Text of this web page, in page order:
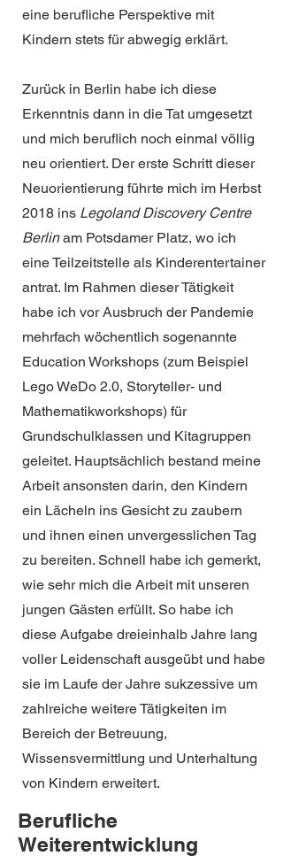
eine berufliche Perspektive mit
Kindern stets für abwegig erklärt.
Zurück in Berlin habe ich diese
Erkenntnis dann in die Tat umgesetzt
und mich beruflich noch einmal völlig
neu orientiert. Der erste Schritt dieser
Neuorientierung führte mich im Herbst
2018 ins Legoland Discovery Centre
Berlinam Potsdamer Platz, wo ich
eine Teilzeitstelle als Kinderentertainer
antrat. Im Rahmen dieser Tätigkeit
habe ich vor Ausbruch der Pandemie
mehrfach wöchentlich sogenannte
Education Workshops (zum Beispiel
Lego WeDo 2.0, Storyteller- und
Mathematikworkshops) für
Grundschulklassen und Kitagruppen
geleitet. Hauptsächlich bestand meine
Arbeit ansonsten darin, den Kindern
ein Lächeln ins Gesicht zu zaubern
und ihnen einen unvergesslichen Tag
zu bereiten. Schnell habe ich gemerkt,
wie sehr mich die Arbeit mit unseren
jungen Gästen erfüllt. So habe ich
diese Aufgabe dreieinhalb Jahre lang
voller Leidenschaft ausgeübt und habe
sie im Laufe der Jahre sukzessive um
zahlreiche weitere Tätigkeiten im
Bereich der Betreuung,
Wissensvermittlung und Unterhaltung
von Kindern erweitert.
Berufliche
Weiterentwicklung